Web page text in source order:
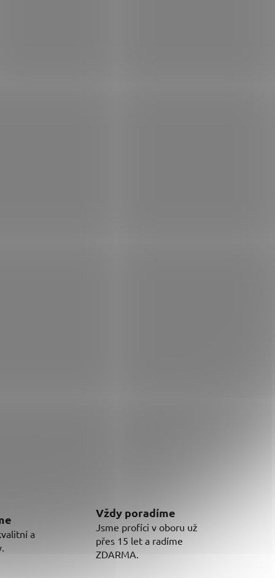
a
Vždy poradíme
Jsme profíci v oboru už
přes 15 let a radíme
ZDARMA.